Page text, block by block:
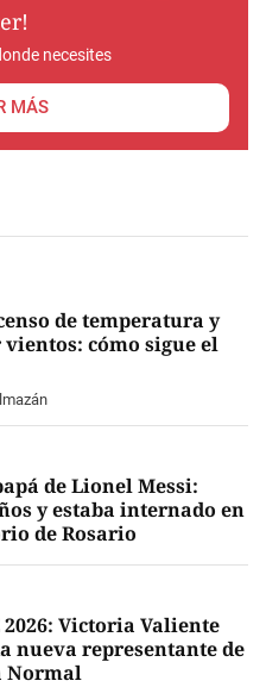
necesites
MÁS
de temperatura y
cómo sigue el
de Lionel Messi:
y estaba internado en
de Rosario
2026: Victoria Valiente
nueva representante de
Normal